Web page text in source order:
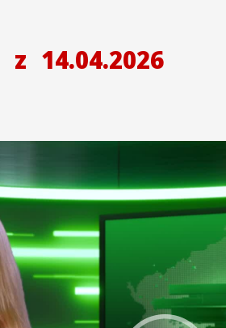
z 14.04.2026